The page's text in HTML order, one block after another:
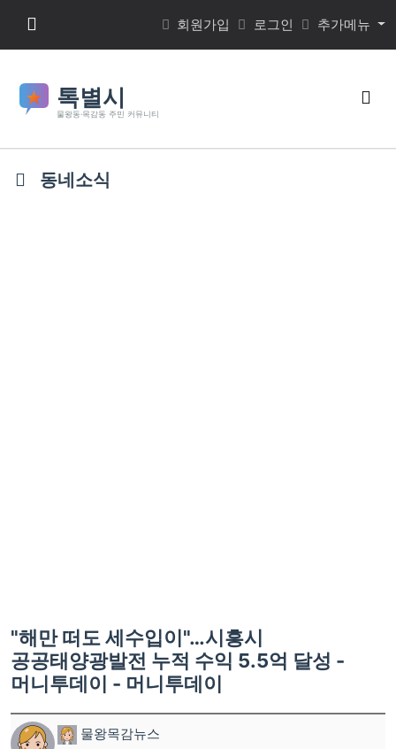
메뉴 버튼 회원가입 로그인 추가메뉴
검
동네소식
"해만 떠도 세수입이"…시흥시
공공태양광발전 누적 수익 5.5억 달성 -
머니투데이 - 머니투데이
물왕목감뉴스